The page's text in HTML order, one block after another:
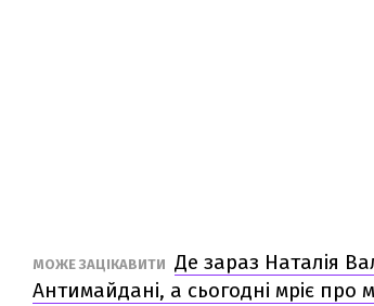
МОЖЕ ЗАЦІКАВИТИ Де зараз Наталія
Антимайдані, а сьогодні мріє про